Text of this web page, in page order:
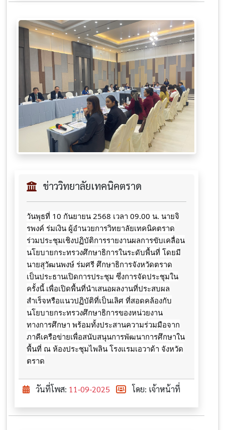
ข่าววิทยาลัยเทคนิคตราด
วันพุธที่ 10 กันยายน 2568 เวลา 09.00 น. นายจิ
รพงค์ ร่มเงิน ผู้อำนวยการวิทยาลัยเทคนิคตราด
ร่วมประชุมเชิงปฏิบัติการรายงานผลการขับเคลื่อน
นโยบายกระทรวงศึกษาธิการในระดับพื้นที่ โดยมี
นายสุวัฒนพงษ์ ร่มศรี ศึกษาธิการจังหวัดตราด
เป็นประธานเปิดการประชุม ซึ่งการจัดประชุมใน
ครั้งนี้ เพื่อเปิดพื้นที่นำเสนอผลงานที่ประสบผล
สำเร็จหรือแนวปฏิบัติที่เป็นเลิศ ที่สอดคล้องกับ
นโยบายกระทรวงศึกษาธิการของหน่วยงาน
ทางการศึกษา พร้อมทั้งประสานความร่วมมือจาก
ภาคีเครือข่ายเพื่อสนับสนุนการพัฒนาการศึกษาใน
พื้นที่ ณ ห้องประชุมไพลิน โรงแรมเอวาด้า จังหวัด
ตราด
วันที่โพส: 11-09-2025 โดย: เจ้าหน้าที่